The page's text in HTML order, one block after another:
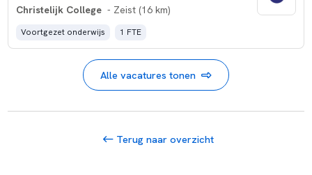
Christelijk College - Zeist (16 km)
Voortgezet onderwijs 1 FTE
Alle vacatures tonen
Terug naar overzicht